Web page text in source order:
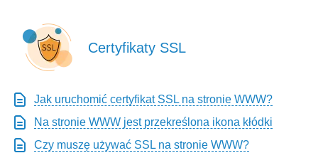
Certyfikaty SSL
Jak uruchomić certyfikat SSL na stronie WWW?
Na stronie WWW jest przekreślona ikona kłódki
Czy muszę używać SSL na stronie WWW?